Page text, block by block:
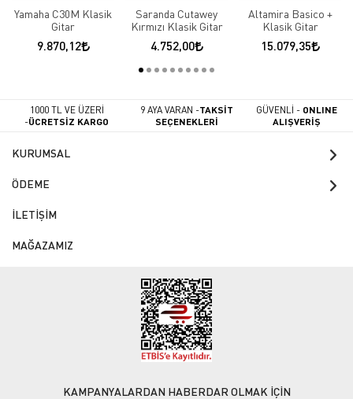
Yamaha C30M Klasik
Gitar
9.870,12
Saranda Cutawey
Kırmızı Klasik Gitar
4.752,00
Altamira Basico +
Klasik Gitar
15.079,35
1000 TL VE ÜZERİ
-ÜCRETSİZ KARGO
9 AYA VARAN -TAKSİT
SEÇENEKLERİ
GÜVENLİ - ONLINE
ALIŞVERİŞ
KURUMSAL
ÖDEME
İLETİŞİM
MAĞAZAMIZ
KAMPANYALARDAN HABERDAR OLMAK İÇİN